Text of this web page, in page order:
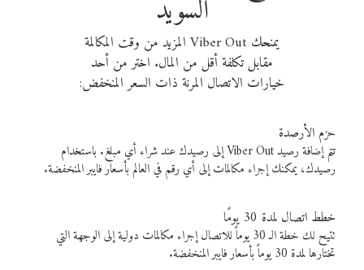
السويد
يمنحك Viber Out المزيد من وقت المكالمة
مقابل تكلفة أقل من المال. اختر من أحد
خيارات الاتصال المرنة ذات السعر المنخفض:
حزم الأرصدة
تتم إضافة رصيد Viber Out إلى رصيدك عند شراء أي مبلغ. باستخدام
رصيدك، يمكنك إجراء مكالمات إلى أي رقم في العالم بأسعار فايبر المنخفضة.
خطط اتصال لمدة 30 يومًا
تتيح لك خطة الـ 30 يوماً للاتصال إجراء مكالمات دولية إلى الوجهة التي
تختارها لمدة 30 يوماً بأسعار فايبر المنخفضة.